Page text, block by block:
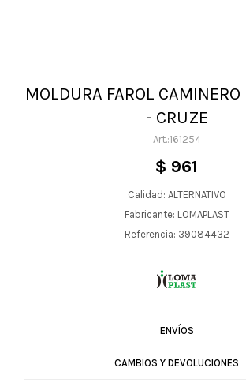
MOLDURA FAROL
- CRUZE
161254
$ 961
Calidad: ALTERNATIVO
Fabricante: LOMAPLAST
Referencia: 39084432
ENVÍOS
CAMBIOS Y DEVOLUCIONES